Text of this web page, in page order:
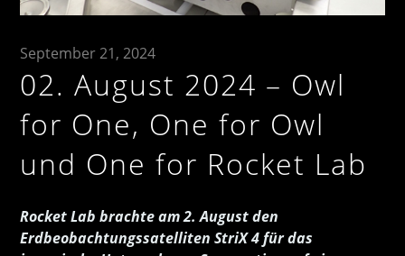
September 21, 2024
02. August 2024 – Owl
for One, One for Owl
und One for Rocket Lab
Rocket Lab brachte am 2. August den
Erdbeobachtungssatelliten StriX 4 für das